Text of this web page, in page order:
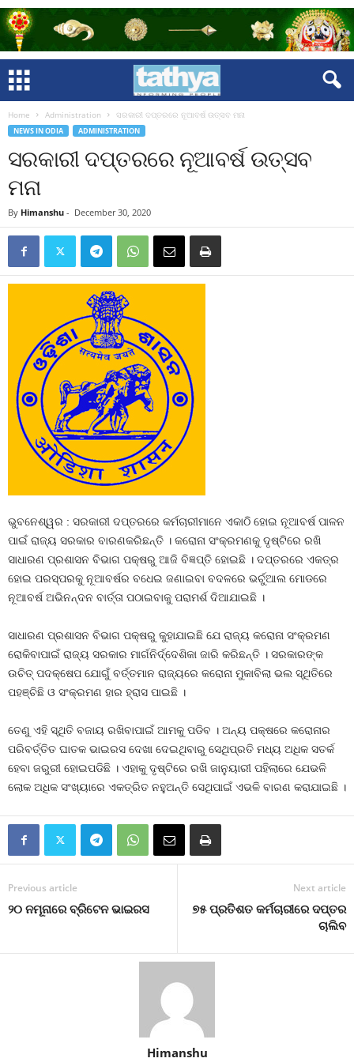
Home Administration ସରକାରୀ ଦପ୍ତରରେ ନୂଆବର୍ଷ ଉତ୍ସବ ମନା
NEWS IN ODIA ADMINISTRATION
ସରକାରୀ ଦପ୍ତରରେ ନୂଆବର୍ଷ ଉତ୍ସବ
ମନା
By Himanshu - December 30, 2020
ଭୁବନେଶ୍ୱର : ସରକାରୀ ଦପ୍ତରରେ କର୍ମଚାରୀମାନେ ଏକାଠି ହୋଇ ନୂଆବର୍ଷ ପାଳନ
ପାଇଁ ରାଜ୍ୟ ସରକାର ବାରଣକରିଛନ୍ତି । କରୋନା ସଂକ୍ରମଣକୁ ଦୃଷ୍ଟିରେ ରଖି
ସାଧାରଣ ପ୍ରଶାସନ ବିଭାଗ ପକ୍ଷରୁ ଆଜି ବିଜ୍ଞପ୍ତି ହୋଇଛି । ଦପ୍ତରରେ ଏକତ୍ର
ହୋଇ ପରସ୍ପରକୁ ନୂଆବର୍ଷର ବଧେଇ ଜଣାଇବା ବଦଳରେ ଭର୍ଚୁଆଲ ମୋଡରେ
ନୂଆବର୍ଷ ଅଭିନନ୍ଦନ ବାର୍ତ୍ତା ପଠାଇବାକୁ ପରାମର୍ଶ ଦିଆଯାଇଛି ।
ସାଧାରଣ ପ୍ରଶାସନ ବିଭାଗ ପକ୍ଷରୁ କୁହାଯାଇଛି ଯେ ରାଜ୍ୟ କରୋନା ସଂକ୍ରମଣ
ରୋକିବାପାଇଁ ରାଜ୍ୟ ସରକାର ମାର୍ଗନିର୍ଦ୍ଦେଶିକା ଜାରି କରିଛନ୍ତି । ସରକାରଙ୍କ
ଉଚିତ୍‍ ପଦକ୍ଷେପ ଯୋଗୁଁ ବର୍ତ୍ତମାନ ରାଜ୍ୟରେ କରୋନା ମୁକାବିଲା ଭଲ ସ୍ଥିତିରେ
ପହଞ୍ଚିଛି ଓ ସଂକ୍ରମଣ ହାର ହ୍ରାସ ପାଇଛି ।
ତେଣୁ ଏହି ସ୍ଥିତି ବଜାୟ ରଖିବାପାଇଁ ଆମକୁ ପଡିବ । ଅନ୍ୟ ପକ୍ଷରେ କରୋନାର
ପରିବର୍ତ୍ତିତ ଘାତକ ଭାଇରସ ଦେଖା ଦେଇଥିବାରୁ ସେଥିପ୍ରତି ମଧ୍ୟ ଅଧିକ ସତର୍କ
ହେବା ଜରୁରୀ ହୋଇପଡିଛି । ଏହାକୁ ଦୃଷ୍ଟିରେ ରଖି ଜାନୁୟାରୀ ପହିଲାରେ ଯେଭଳି
ଲୋକ ଅଧିକ ସଂଖ୍ୟାରେ ଏକତ୍ରିତ ନହୁଅନ୍ତି ସେଥିପାଇଁ ଏଭଳି ବାରଣ କରାଯାଇଛି ।
Previous article
୨୦ ନମୂନାରେ ବ୍ରିଟେନ ଭାଇରସ
Next article
୭୫ ପ୍ରତିଶତ କର୍ମଚାରୀରେ ଦପ୍ତର
ଚାଲିବ
Himanshu